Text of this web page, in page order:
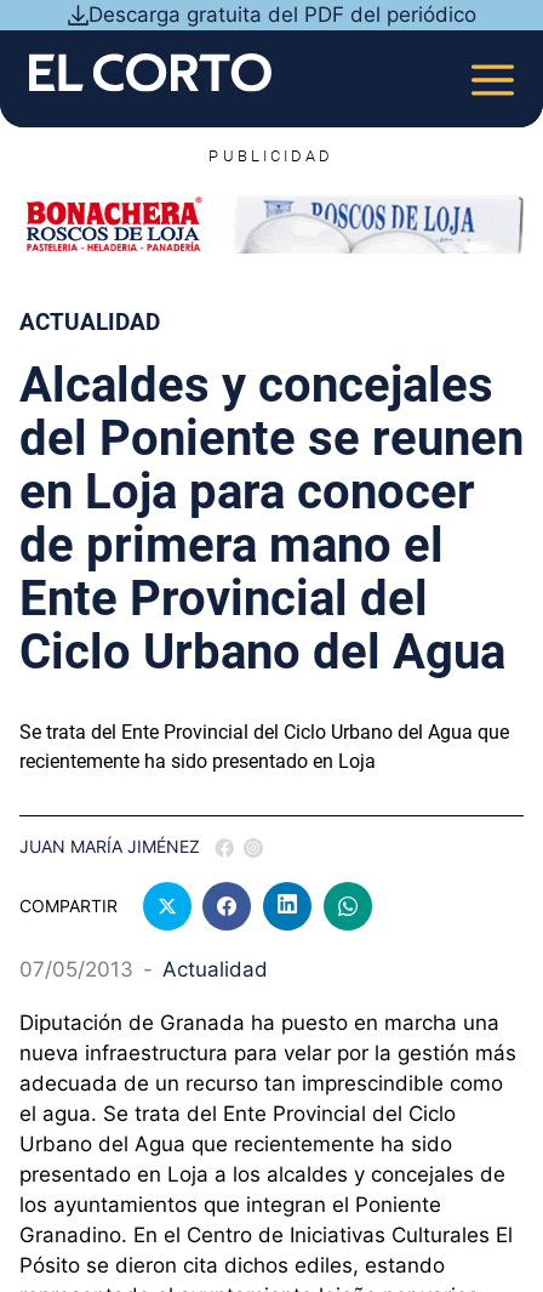
contenido
Descarga gratuita del PDF del periódico
PUBLICIDAD
ACTUALIDAD
Alcaldes y concejales
del Poniente se reunen
en Loja para conocer
de primera mano el
Ente Provincial del
Ciclo Urbano del Agua
Se trata del Ente Provincial del Ciclo Urbano del Agua que
recientemente ha sido presentado en Loja
JUAN MARÍA JIMÉNEZ
COMPARTIR
07/05/2013 - Actualidad
Diputación de Granada ha puesto en marcha una
nueva infraestructura para velar por la gestión más
adecuada de un recurso tan imprescindible como
el agua. Se trata del Ente Provincial del Ciclo
Urbano del Agua que recientemente ha sido
presentado en Loja a los alcaldes y concejales de
los ayuntamientos que integran el Poniente
Granadino. En el Centro de Iniciativas Culturales El
Pósito se dieron cita dichos ediles, estando